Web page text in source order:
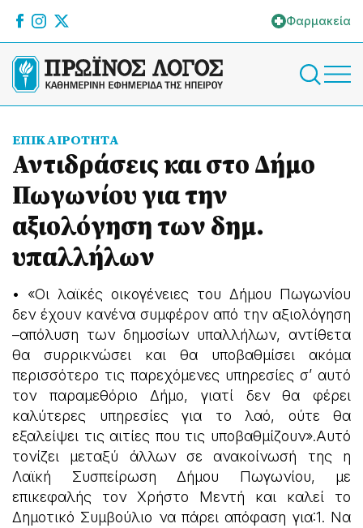
Φαρμακεία
ΕΠΙΚΑΙΡΟΤΗΤΑ
Αντιδράσεις και στο Δήμο
Πωγωνίου για την
αξιολόγηση των δημ.
υπαλλήλων
• «Οι λαϊκές οικογένειες του Δήμου Πωγωνίου
δεν έχουν κανένα συμφέρον από την αξιολόγηση
–απόλυση των δημοσίων υπαλλήλων, αντίθετα
θα συρρικνώσει και θα υποβαθμίσει ακόμα
περισσότερο τις παρεχόμενες υπηρεσίες σ’ αυτό
τον παραμεθόριο Δήμο, γιατί δεν θα φέρει
καλύτερες υπηρεσίες για το λαό, ούτε θα
εξαλείψει τις αιτίες που τις υποβαθμίζουν».Αυτό
τονίζει μεταξύ άλλων σε ανακοίνωσή της η
Λαϊκή Συσπείρωση Δήμου Πωγωνίου, με
επικεφαλής τον Χρήστο Μεντή και καλεί το
Δημοτικό Συμβούλιο να πάρει απόφαση για:1. Να